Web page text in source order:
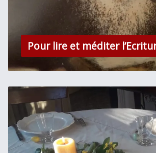
Pour lire et méditer